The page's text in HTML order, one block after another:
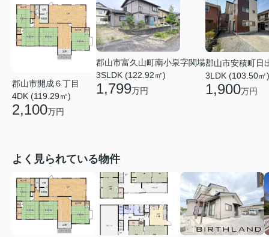
郡山市開成６丁目
4DK (119.29㎡)
2,100万円
郡山市富久山町南小泉字関場
3SLDK (122.92㎡)
1,799万円
郡山市安積町日
3LDK (103.50㎡)
1,900万円
よく見られている物件